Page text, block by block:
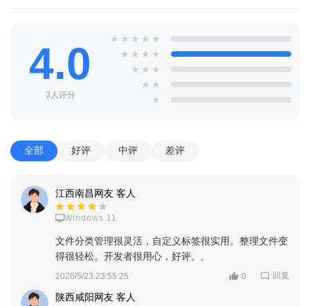
4.0
3人评分
★ ★ ★ ★ ★
★ ★ ★ ★
★ ★ ★
★ ★
★
全部 好评 中评 差评
江西南昌网友 客人
Windows 11
文件分类管理很灵活，自定义标签很实用。整理文件变
得很轻松。开发者很用心，好评。,
2026/5/23 23:55:25 0 回复
陕西咸阳网友 客人